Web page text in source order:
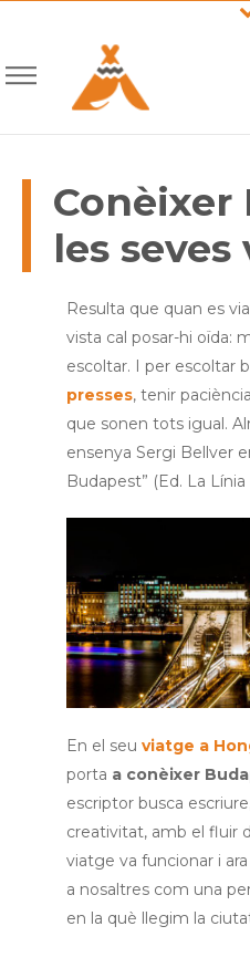
Conèixer
les
Resulta que quan es
vista cal posar-hi oïda:
escoltar. I per escoltar
presses, tenir
que sonen tots igual.
ensenya Sergi Bellver
Budapest” (Ed. La Línia
En el seu viatge a
porta a conèixer
escriptor busca
creativitat, amb el fluir
viatge va funcionar i
a nosaltres com una
en la què llegim la